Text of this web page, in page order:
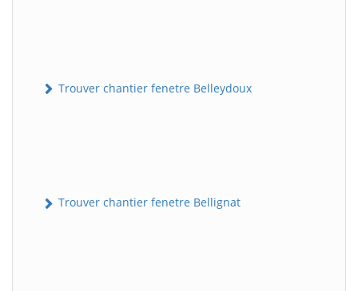
Trouver chantier fenetre Belleydoux
Trouver chantier fenetre Bellignat